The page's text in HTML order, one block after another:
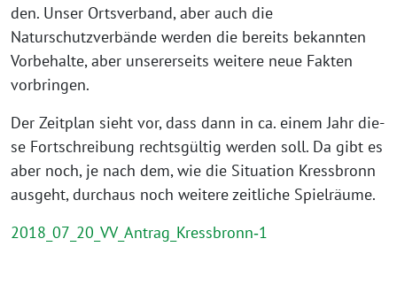
den. Unser Ortsverband, aber auch die
Naturschutzverbände wer­den die bereits bekann­ten
Vorbehalte, aber unse­rer­seits wei­te­re neue Fakten
vorbringen.
Der Zeitplan sieht vor, dass dann in ca. einem Jahr die­
se Fortschreibung rechts­gül­tig wer­den soll. Da gibt es
aber noch, je nach dem, wie die Situation Kressbronn
aus­geht, durch­aus noch wei­te­re zeit­li­che Spielräume.
2018_07_20_VV_Antrag_Kressbronn‑1